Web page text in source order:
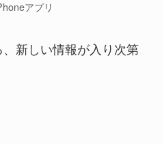
アプリ
新しい情報が入り次第